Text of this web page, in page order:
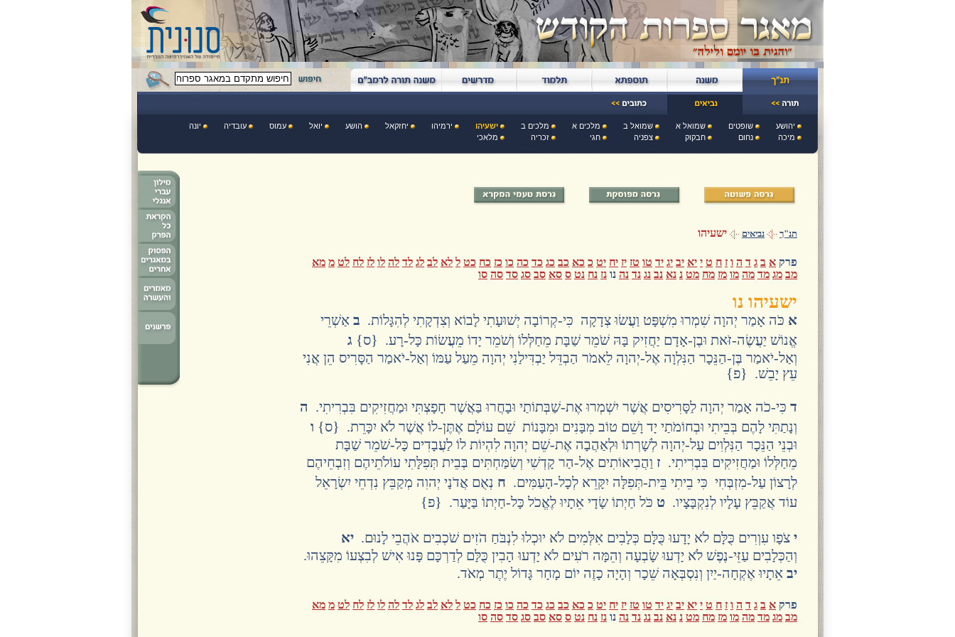
יהושע שופטים שמואל א שמואל ב מלכים א מלכים ב ישעיהו ירמיהו יחזקאל הושע יואל עמוס עובדיה
יונה
מיכה
נחום חבקוק צפניה חגי זכריה מלאכי
תנ"ך נביאים ישעיהו
פרק א ב ג ד ה ו ז ח ט י יא יב יג יד טו טז יז יח יט כ כא כב כג כד כה כו כז כח כט ל לא לב לג לד לה לו לז לח לט מ מא
מב מג מד מה מו מז מח מט נ נא נב נג נד נה נו נז נח נט ס סא סב סג סד סה סו
ישעיהו נו
א כֹּה אָמַר יְהוָה שִׁמְרוּ מִשְׁפָּט וַעֲשׂוּ צְדָקָה כִּי-קְרוֹבָה יְשׁוּעָתִי לָבוֹא וְצִדְקָתִי לְהִגָּלוֹת. ב אַשְׁרֵי
אֱנוֹשׁ יַעֲשֶׂה-זֹּאת וּבֶן-אָדָם יַחֲזִיק בָּהּ שֹׁמֵר שַׁבָּת מֵחַלְּלוֹ וְשֹׁמֵר יָדוֹ מֵעֲשׂוֹת כָּל-רָע. {ס} ג
וְאַל-יֹאמַר בֶּן-הַנֵּכָר הַנִּלְוָה אֶל-יְהוָה לֵאמֹר הַבְדֵּל יַבְדִּילַנִי יְהוָה מֵעַל עַמּוֹ וְאַל-יֹאמַר הַסָּרִיס הֵן אֲנִי
עֵץ יָבֵשׁ. {פ}
ד כִּי-כֹה אָמַר יְהוָה לַסָּרִיסִים אֲשֶׁר יִשְׁמְרוּ אֶת-שַׁבְּתוֹתַי וּבָחֲרוּ בַּאֲשֶׁר חָפָצְתִּי וּמַחֲזִיקִים בִּבְרִיתִי. ה
וְנָתַתִּי לָהֶם בְּבֵיתִי וּבְחוֹמֹתַי יָד וָשֵׁם טוֹב מִבָּנִים וּמִבָּנוֹת שֵׁם עוֹלָם אֶתֶּן-לוֹ אֲשֶׁר לֹא יִכָּרֵת. {ס} ו
וּבְנֵי הַנֵּכָר הַנִּלְוִים עַל-יְהוָה לְשָׁרְתוֹ וּלְאַהֲבָה אֶת-שֵׁם יְהוָה לִהְיוֹת לוֹ לַעֲבָדִים כָּל-שֹׁמֵר שַׁבָּת
מֵחַלְּלוֹ וּמַחֲזִיקִים בִּבְרִיתִי. ז וַהֲבִיאוֹתִים אֶל-הַר קָדְשִׁי וְשִׂמַּחְתִּים בְּבֵית תְּפִלָּתִי עוֹלֹתֵיהֶם וְזִבְחֵיהֶם
לְרָצוֹן עַל-מִזְבְּחִי כִּי בֵיתִי בֵּית-תְּפִלָּה יִקָּרֵא לְכָל-הָעַמִּים. ח נְאֻם אֲדֹנָי יְהוִה מְקַבֵּץ נִדְחֵי יִשְׂרָאֵל
עוֹד אֲקַבֵּץ עָלָיו לְנִקְבָּצָיו. ט כֹּל חַיְתוֹ שָׂדָי אֵתָיוּ לֶאֱכֹל כָּל-חַיְתוֹ בַּיָּעַר. {פ}
י צֹפָו עִוְרִים כֻּלָּם לֹא יָדָעוּ כֻּלָּם כְּלָבִים אִלְּמִים לֹא יוּכְלוּ לִנְבֹּחַ הֹזִים שֹׁכְבִים אֹהֲבֵי לָנוּם. יא
וְהַכְּלָבִים עַזֵּי-נֶפֶשׁ לֹא יָדְעוּ שָׂבְעָה וְהֵמָּה רֹעִים לֹא יָדְעוּ הָבִין כֻּלָּם לְדַרְכָּם פָּנוּ אִישׁ לְבִצְעוֹ מִקָּצֵהוּ.
יב אֵתָיוּ אֶקְחָה-יַיִן וְנִסְבְּאָה שֵׁכָר וְהָיָה כָזֶה יוֹם מָחָר גָּדוֹל יֶתֶר מְאֹד.
פרק א ב ג ד ה ו ז ח ט י יא יב יג יד טו טז יז יח יט כ כא כב כג כד כה כו כז כח כט ל לא לב לג לד לה לו לז לח לט מ מא
מב מג מד מה מו מז מח מט נ נא נב נג נד נה נו נז נח נט ס סא סב סג סד סה סו